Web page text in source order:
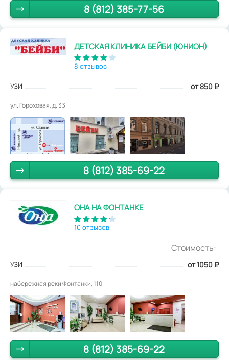
8 (812) 385-77-56
ДЕТСКАЯ КЛИНИКА БЕЙБИ (ЮНИОН)
8 отзывов
УЗИ от 850 ₽
ул. Гороховая, д. 33 .
8 (812) 385-69-22
ОНА НА ФОНТАНКЕ
10 отзывов
Стоимость:
УЗИ от 1050 ₽
набережная реки Фонтанки, 110.
8 (812) 385-69-22